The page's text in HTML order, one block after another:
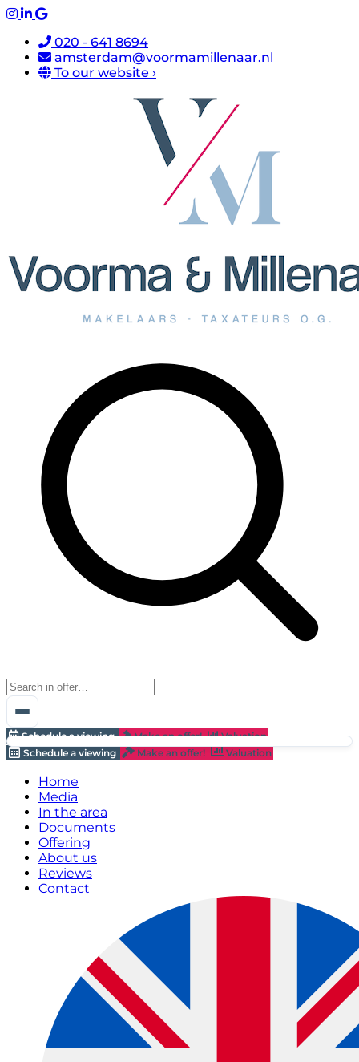
020 - 641 8694
amsterdam@voormamillenaar.nl
To our website ›
Schedule a viewing Make an offer!
Valuation
Schedule a viewing
Make an offer! Valuation
Home
Media
In the area
Documents
Offering
About us
Reviews
Contact